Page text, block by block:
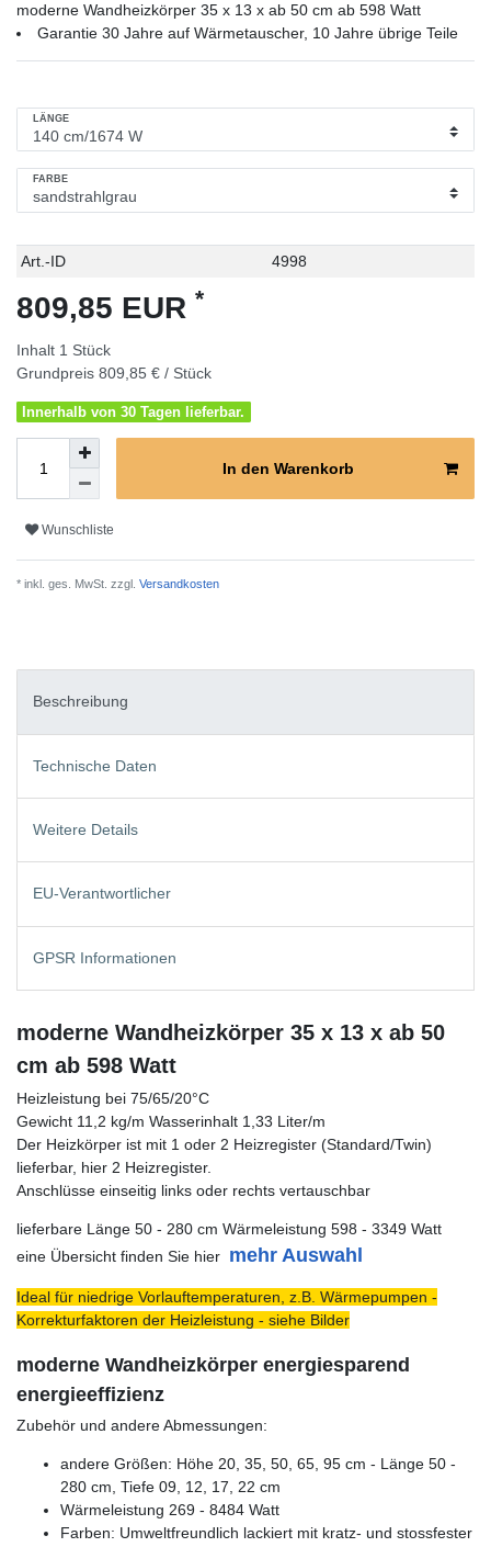
moderne Wandheizkörper 35 x 13 x ab 50 cm ab 598 Watt
Garantie 30 Jahre auf Wärmetauscher, 10 Jahre übrige Teile
LÄNGE
FARBE
Technisches
Wert
Art.-ID 4998
809,85 EUR *
Inhalt 1 Stück
Grundpreis 809,85 € / Stück
Innerhalb von 30 Tagen lieferbar.
In den Warenkorb
Wunschliste
* inkl. ges. MwSt. zzgl. Versandkosten
Beschreibung
Technische Daten
Weitere Details
EU-Verantwortlicher
GPSR Informationen
moderne Wandheizkörper 35 x 13 x ab 50
cm ab 598 Watt
Heizleistung bei 75/65/20°C
Gewicht 11,2 kg/m Wasserinhalt 1,33 Liter/m
Der Heizkörper ist mit 1 oder 2 Heizregister (Standard/Twin)
lieferbar, hier 2 Heizregister.
Anschlüsse einseitig links oder rechts vertauschbar
lieferbare Länge 50 - 280 cm Wärmeleistung 598 - 3349 Watt
eine Übersicht finden Sie hier mehr Auswahl
Ideal für niedrige Vorlauftemperaturen, z.B. Wärmepumpen -
Korrekturfaktoren der Heizleistung - siehe Bilder
moderne Wandheizkörper energiesparend
energieeffizienz
Zubehör und andere Abmessungen:
andere Größen: Höhe 20, 35, 50, 65, 95 cm - Länge 50 -
280 cm, Tiefe 09, 12, 17, 22 cm
Wärmeleistung 269 - 8484 Watt
Farben: Umweltfreundlich lackiert mit kratz- und stossfester